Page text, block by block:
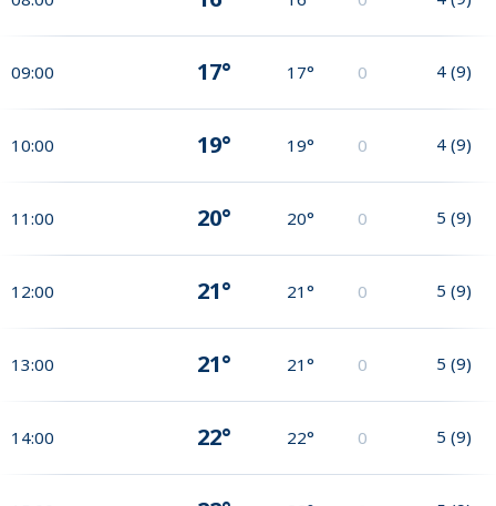
09:00 17° 17° 0 4 (9)
10:00 19° 19° 0 4 (9)
11:00 20° 20° 0 5 (9)
12:00 21° 21° 0 5 (9)
13:00 21° 21° 0 5 (9)
14:00 22° 22° 0 5 (9)